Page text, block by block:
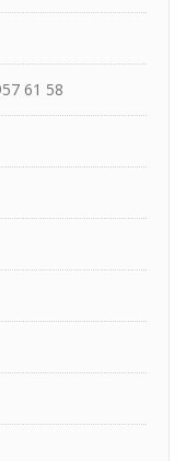
61 58